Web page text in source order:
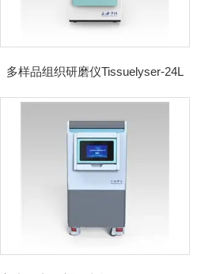
多样品组织研磨仪Tissuelyser-24L